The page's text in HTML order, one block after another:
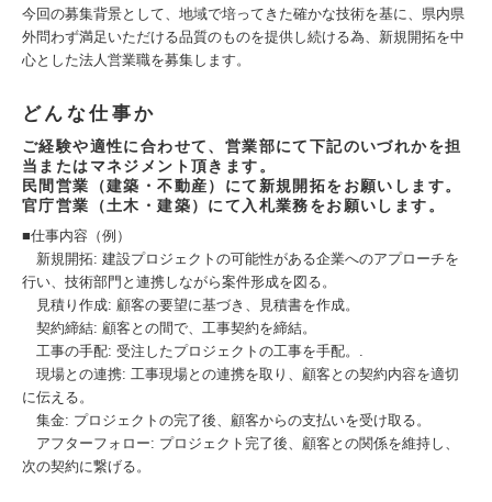
今回の募集背景として、地域で培ってきた確かな技術を基に、県内県
外問わず満足いただける品質のものを提供し続ける為、新規開拓を中
心とした法人営業職を募集します。
どんな仕事か
ご経験や適性に合わせて、営業部にて下記のいづれかを担
当またはマネジメント頂きます。
民間営業（建築・不動産）にて新規開拓をお願いします。
官庁営業（土木・建築）にて入札業務をお願いします。
■仕事内容（例）
新規開拓: 建設プロジェクトの可能性がある企業へのアプローチを
行い、技術部門と連携しながら案件形成を図る。
見積り作成: 顧客の要望に基づき、見積書を作成。
契約締結: 顧客との間で、工事契約を締結。
工事の手配: 受注したプロジェクトの工事を手配。.
現場との連携: 工事現場との連携を取り、顧客との契約内容を適切
に伝える。
集金: プロジェクトの完了後、顧客からの支払いを受け取る。
アフターフォロー: プロジェクト完了後、顧客との関係を維持し、
次の契約に繋げる。